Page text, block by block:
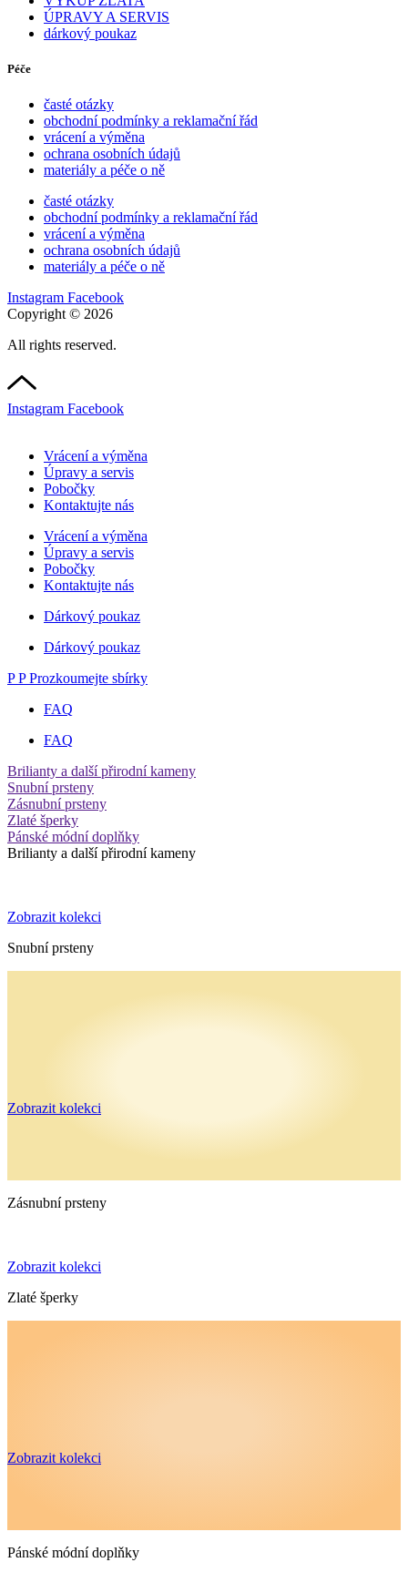
ÚPRAVY A SERVIS
dárkový poukaz
Péče
časté otázky
obchodní podmínky a reklamační řád
vrácení a výměna
ochrana osobních údajů
materiály a péče o ně
časté otázky
obchodní podmínky a reklamační řád
vrácení a výměna
ochrana osobních údajů
materiály a péče o ně
Instagram Facebook
Copyright © 2026
All rights reserved.
Instagram Facebook
Vrácení a výměna
Úpravy a servis
Pobočky
Kontaktujte nás
Vrácení a výměna
Úpravy a servis
Pobočky
Kontaktujte nás
Dárkový poukaz
Dárkový poukaz
PPProzkoumejte sbírky
FAQ
FAQ
Brilianty a další přirodní kameny
Snubní prsteny
Zásnubní prsteny
Zlaté šperky
Pánské módní doplňky
Brilianty a další přirodní kameny
Zobrazit kolekci
Snubní prsteny
Zobrazit kolekci
Zásnubní prsteny
Zobrazit kolekci
Zlaté šperky
Zobrazit kolekci
Pánské módní doplňky